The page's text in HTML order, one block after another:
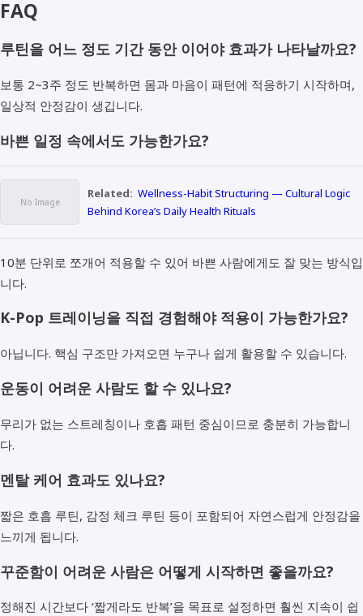
FAQ
루틴을 어느 정도 기간 동안 이어야 효과가 나타날까요?
보통 2~3주 정도 반복하면 몸과 마음이 패턴에 적응하기 시작하며,
일상적 안정감이 생깁니다.
바쁜 일정 속에서도 가능한가요?
Related: Wellness-Habit Structuring — Cultural Logic
Behind Korea’s Daily Health Rituals
10분 단위로 쪼개어 적용할 수 있어 바쁜 사람에게도 잘 맞는 방식입
니다.
K-Pop 트레이닝을 직접 경험해야 적용이 가능한가요?
아닙니다. 핵심 구조만 가져오면 누구나 쉽게 활용할 수 있습니다.
운동이 어려운 사람도 할 수 있나요?
무리가 없는 스트레칭이나 호흡 패턴 중심이므로 충분히 가능합니
다.
멘탈 케어 효과도 있나요?
짧은 호흡 루틴, 감정 체크 루틴 등이 포함되어 자연스럽게 안정감을
느끼게 됩니다.
꾸준함이 어려운 사람은 어떻게 시작하면 좋을까요?
정해진 시간보다 ‘짧게라도 반복’을 목표로 설정하면 훨씬 지속이 쉽